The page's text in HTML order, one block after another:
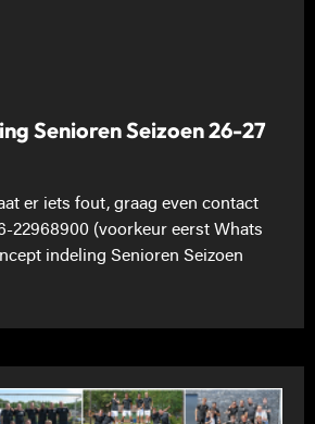
Senioren Seizoen 26-27
er iets fout, graag even contact
22968900 (voorkeur eerst Whats
indeling Senioren Seizoen